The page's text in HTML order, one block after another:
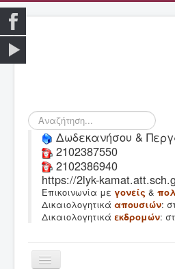
Αναζήτηση...
Δωδεκανήσου &
2102387550
2102386940
https://2lyk-
Επικοινωνία με γονείς &
Δικαιολογητικά απουσιών:
Δικαιολογητικά εκδρομών:
Εναλλαγή